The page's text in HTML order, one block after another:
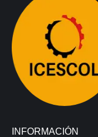
INFORMACIÓN